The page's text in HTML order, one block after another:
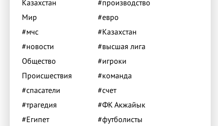
Казахстан
Мир
#мчс
#новости
Общество
Происшествия
#спасатели
#трагедия
#Египет
#производство
#евро
#Казахстан
#высшая лига
#игроки
#команда
#счет
#ФК Акжайык
#футболисты